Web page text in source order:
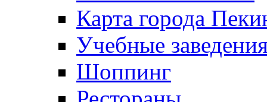
Карта города
Учебные
Шоппинг